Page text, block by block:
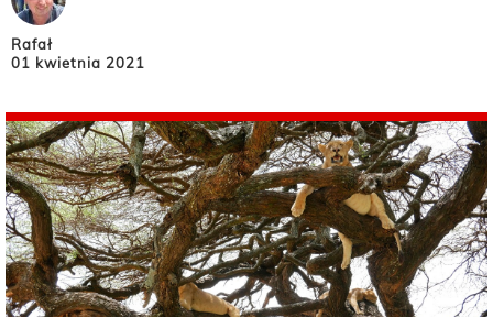
Rafał
01 kwietnia 2021